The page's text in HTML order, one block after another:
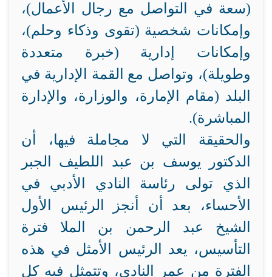
(سعة في التواصل مع رجال الأعمال)،
وإمكانات شخصية (تقوى وذكاء وحلم)،
وإمكانات إدارية (خبرة متعددة
وطويلة)، وتواصل مع القمة الإدارية في
البلد (مقام الإمارة، والوزارة، والإدارة
المباشرة).
والحقيقة التي لا مجاملة فيها، أن
الدكتور يوسف بن عبد اللطيف الجبر
الذي تولى رئاسة النادي الأدبي في
الأحساء، بعد أن أنجز الرئيس الأول
الشيخ عبد الرحمن بن الملا فترة
التأسيس، يعد الرئيس الأمثل في هذه
الفترة من عمر النادي، وتتمثل فيه كل